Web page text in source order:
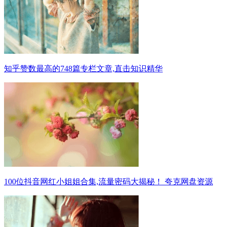
知乎赞数最高的748篇专栏文章,直击知识精华
100位抖音网红小姐姐合集,流量密码大揭秘！ 夸克网盘资源